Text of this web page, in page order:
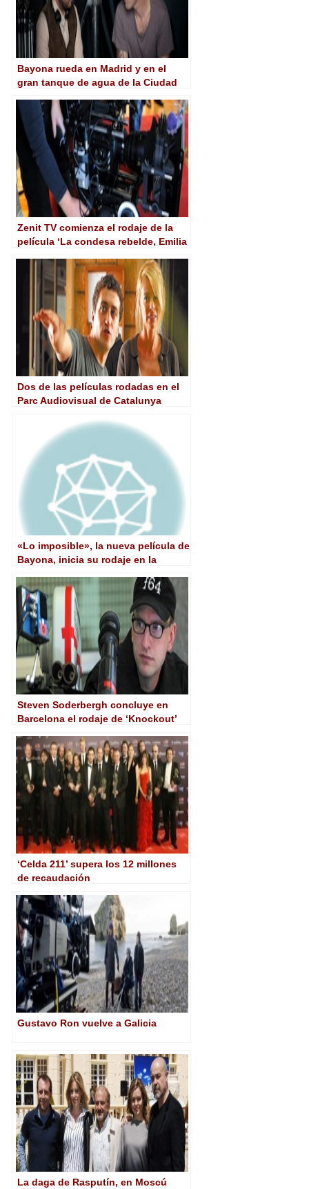
Bayona rueda en Madrid y en el
gran tanque de agua de la Ciudad
Zenit TV comienza el rodaje de la
película ‘La condesa rebelde, Emilia
Dos de las películas rodadas en el
Parc Audiovisual de Catalunya
«Lo imposible», la nueva película de
Bayona, inicia su rodaje en la
Steven Soderbergh concluye en
Barcelona el rodaje de ‘Knockout’
‘Celda 211’ supera los 12 millones
de recaudación
Gustavo Ron vuelve a Galicia
La daga de Rasputín, en Moscú